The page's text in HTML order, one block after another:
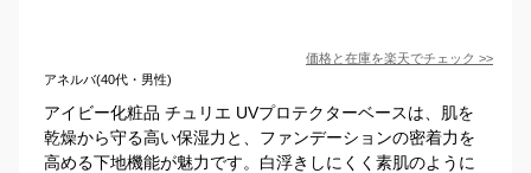
価格と在庫を楽天でチェック >>
アネルバ(40代・男性)
アイビー化粧品 チュリエ UVプロテクターベースは、肌を
乾燥から守る高い保湿力と、ファンデーションの密着力を
高める下地機能が魅力です。白浮きしにくく素肌のように